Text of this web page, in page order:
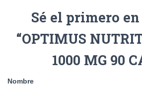
Sé el primero
“OPTIMUS
1000 MG 90
Nombre